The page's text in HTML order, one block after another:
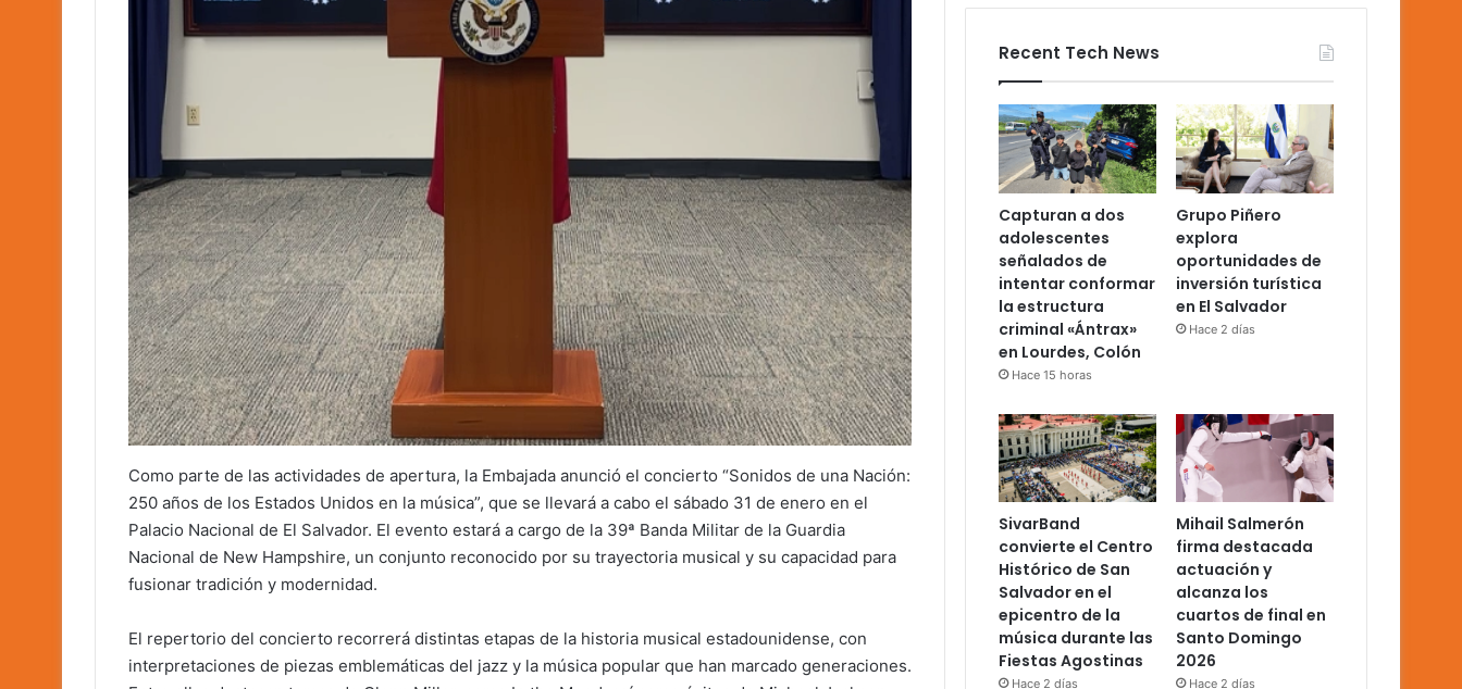
Como parte de las actividades de apertura, la Embajada anunció el concierto “Sonidos de una Nación:
250 años de los Estados Unidos en la música”, que se llevará a cabo el sábado 31 de enero en el
Palacio Nacional de El Salvador. El evento estará a cargo de la 39ª Banda Militar de la Guardia
Nacional de New Hampshire, un conjunto reconocido por su trayectoria musical y su capacidad para
fusionar tradición y modernidad.
El repertorio del concierto recorrerá distintas etapas de la historia musical estadounidense, con
interpretaciones de piezas emblemáticas del jazz y la música popular que han marcado generaciones.
Recent Tech News
Capturan a dos
adolescentes
señalados de
intentar conformar
la estructura
criminal «Ántrax»
en Lourdes, Colón
Hace 15 horas
Grupo Piñero
explora
oportunidades de
inversión turística
en El Salvador
Hace 2 días
SivarBand
convierte el Centro
Histórico de San
Salvador en el
epicentro de la
música durante las
Fiestas Agostinas
Hace 2 días
Mihail Salmerón
firma destacada
actuación y
alcanza los
cuartos de final en
Santo Domingo
2026
Hace 2 días